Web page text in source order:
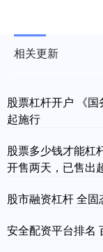
相关更新
股票杠杆开户 《
起施行
股票多少钱才能杠
开售两天，已售出
股市融资杠杆 全
安全配资平台排名